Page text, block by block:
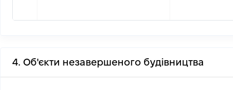
4. Об'єкти незавершеного будівництва